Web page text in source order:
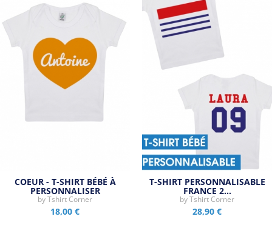
COEUR - T-SHIRT BÉBÉ À
PERSONNALISER
byTshirt Corner
18,00 €
T-SHIRT PERSONNALISABLE
FRANCE 2…
byTshirt Corner
28,90 €